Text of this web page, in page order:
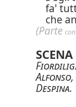
fa'
che
(Parte
Alfonso
Despina.